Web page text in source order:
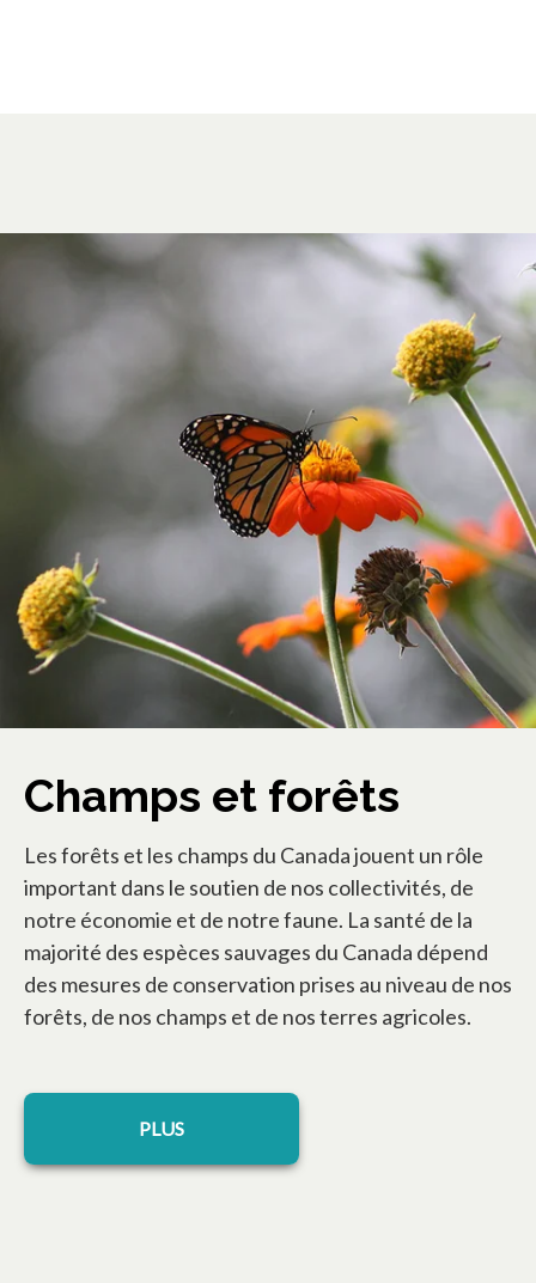
Champs et forêts
Les forêts et les champs du Canada jouent un rôle
important dans le soutien de nos collectivités, de
notre économie et de notre faune. La santé de la
majorité des espèces sauvages du Canada dépend
des mesures de conservation prises au niveau de nos
forêts, de nos champs et de nos terres agricoles.
PLUS